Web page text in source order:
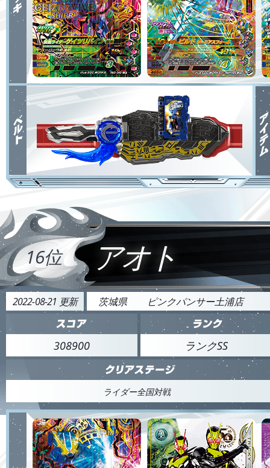
16位 アオト
2022-08-21 更新 茨城県 ピンクパンサー土浦店
308900 ランクSS
ライダー全国対戦